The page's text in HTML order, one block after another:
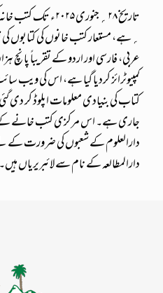
؍ہے، مستعار کتب خانوں کی کتابوں
عربی، فارسی اور اردو کے تقریباً پانچ
کمپیوٹرائز کردیا گیا ہے، اس کی
کتاب کی بنیادی معلومات اپلوڈ کر دی
جاری ہے۔ اس مرکزی کتب خانے کے
دارالعلوم کے شعبوں کی ضرورت کے
دارالمطالعہ کے نام سے لائبریریاں ہیں۔